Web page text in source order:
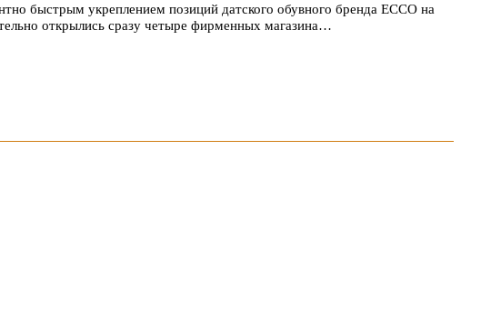
быстрым укреплением позиций датского обувного бренда ЕССО на
открылись сразу четыре фирменных магазина…